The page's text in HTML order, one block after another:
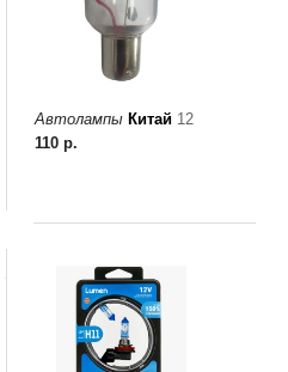
Автолампы Китай 12
110 р.